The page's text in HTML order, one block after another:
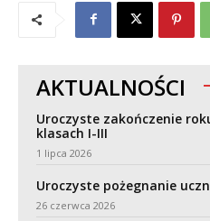
AKTUALNOŚCI
Uroczyste zakończenie
klasach I-III
1 lipca 2026
Uroczyste pożegnanie
26 czerwca 2026